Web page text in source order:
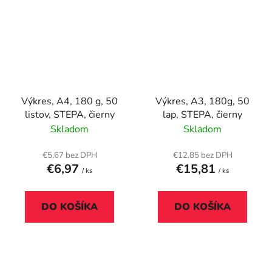
Výkres, A4, 180 g, 50
listov, STEPA, čierny
Skladom
€5,67 bez DPH
€6,97 / ks
DO KOŠÍKA
Výkres, A3, 180g, 50
lap, STEPA, čierny
Skladom
€12,85 bez DPH
€15,81 / ks
DO KOŠÍKA